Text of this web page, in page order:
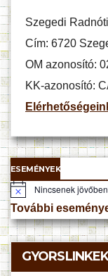
Szegedi
Cím: 6720
OM azonosító:
KK-azonosító:
ESEMÉNYEK
N
o
t
i
c
Nincsenek
További